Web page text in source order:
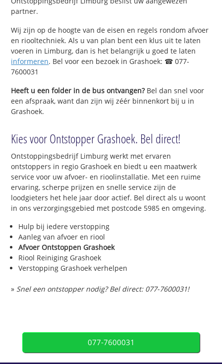
partner.
Wij zijn op de hoogte van de eisen en regels rondom afvoer
en riooltechniek. Als u van plan bent een klus uit te laten
voeren in Limburg, dan is het belangrijk u goed te laten
informeren. Bel voor een bezoek in Grashoek: ☎ 077-
7600031
Heeft u een folder in de bus ontvangen?Bel dan snel voor
een afspraak, want dan zijn wij zéér binnenkort bij u in
Grashoek.
Kies voor Ontstopper Grashoek. Bel direct!
Ontstoppingsbedrijf Limburg werkt met ervaren
ontstoppers in regio Grashoek en biedt u een maatwerk
service voor uw afvoer- en rioolinstallatie. Met een ruime
ervaring, scherpe prijzen en snelle service zijn de
loodgieters het hele jaar door actief. Bel direct als u woont
in ons verzorgingsgebied met postcode 5985 en omgeving.
Hulp bij iedere verstopping
Aanleg van afvoer en riool
Afvoer Ontstoppen Grashoek
Riool Reiniging Grashoek
Verstopping Grashoek verhelpen
» Snel een ontstopper nodig? Bel direct: 077-7600031!
077-7600031